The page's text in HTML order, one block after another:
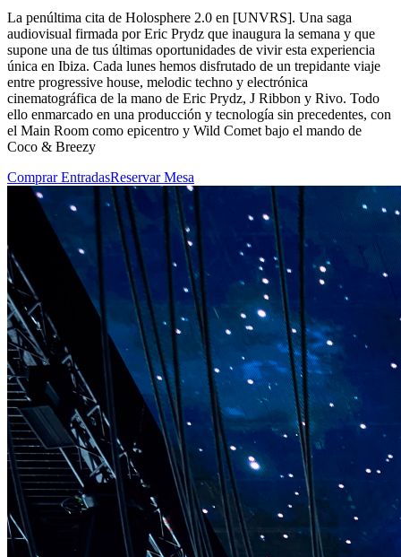
La penúltima cita de Holosphere 2.0 en [UNVRS]. Una saga
audiovisual firmada por Eric Prydz que inaugura la semana y que
supone una de tus últimas oportunidades de vivir esta experiencia
única en Ibiza. Cada lunes hemos disfrutado de un trepidante viaje
entre progressive house, melodic techno y electrónica
cinematográfica de la mano de Eric Prydz, J Ribbon y Rivo. Todo
ello enmarcado en una producción y tecnología sin precedentes, con
el Main Room como epicentro y Wild Comet bajo el mando de
Coco & Breezy
Comprar EntradasReservar Mesa